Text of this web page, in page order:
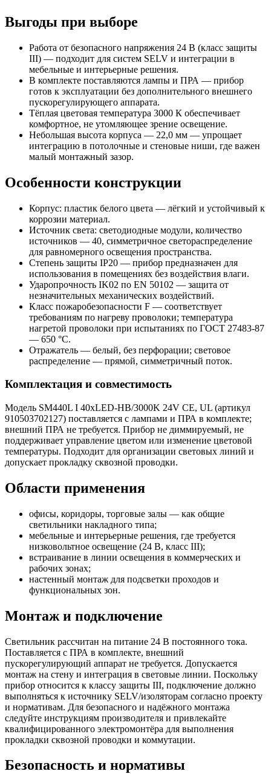
Выгоды при выборе
Работа от безопасного напряжения 24 В (класс защиты
III) — подходит для систем SELV и интеграции в
мебельные и интерьерные решения.
В комплекте поставляются лампы и ПРА — прибор
готов к эксплуатации без дополнительного внешнего
пускорегулирующего аппарата.
Тёплая цветовая температура 3000 К обеспечивает
комфортное, не утомляющее зрение освещение.
Небольшая высота корпуса — 22,0 мм — упрощает
интеграцию в потолочные и стеновые ниши, где важен
малый монтажный зазор.
Особенности конструкции
Корпус: пластик белого цвета — лёгкий и устойчивый к
коррозии материал.
Источник света: светодиодные модули, количество
источников — 40, симметричное светораспределение
для равномерного освещения пространства.
Степень защиты IP20 — прибор предназначен для
использования в помещениях без воздействия влаги.
Ударопрочность IK02 по EN 50102 — защита от
незначительных механических воздействий.
Класс пожаробезопасности F — соответствует
требованиям по нагреву проволоки; температура
нагретой проволоки при испытаниях по ГОСТ 27483-87
— 650 °C.
Отражатель — белый, без перфорации; световое
распределение — прямой, симметричный поток.
Комплектация и совместимость
Модель SM440L I 40xLED-HB/3000K 24V CE, UL (артикул
910503702127) поставляется с лампами и ПРА в комплекте;
внешний ПРА не требуется. Прибор не диммируемый, не
поддерживает управление цветом или изменение цветовой
температуры. Подходит для организации световых линий и
допускает прокладку сквозной проводки.
Области применения
офисы, коридоры, торговые залы — как общие
светильники накладного типа;
мебельные и интерьерные решения, где требуется
низковольтное освещение (24 В, класс III);
встраивание в линии освещения в коммерческих и
рабочих зонах;
настенный монтаж для подсветки проходов и
функциональных зон.
Монтаж и подключение
Светильник рассчитан на питание 24 В постоянного тока.
Поставляется с ПРА в комплекте, внешний
пускорегулирующий аппарат не требуется. Допускается
монтаж на стену и интеграция в световые линии. Поскольку
прибор относится к классу защиты III, подключение должно
выполняться к источнику SELV/изоляторам согласно проекту
и нормативам. Для безопасного и надёжного монтажа
следуйте инструкциям производителя и привлекайте
квалифицированного электромонтёра для выполнения
прокладки сквозной проводки и коммутации.
Безопасность и нормативы